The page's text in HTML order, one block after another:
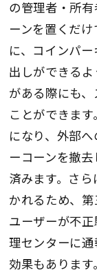
の管理者・所
ーンを置くだ
に、コインパ
出しができる
がある際にも
ことができま
になり、外部
ーコーンを撤
済みます。さ
かれるため、第
ユーザーが不
理センターに
効果もあります